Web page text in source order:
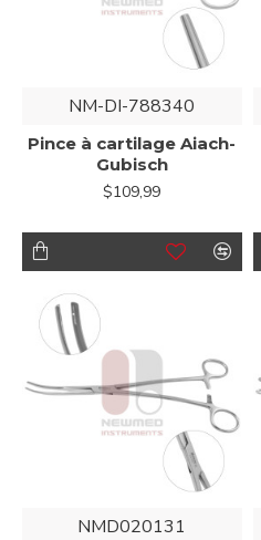
NM-DI-788340
Pince à cartilage Aiach-
Gubisch
$109,99
NMD020131